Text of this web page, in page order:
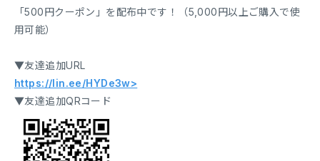
「500円クーポン」を配布中です！（5,000円以上ご購入で使
用可能）
▼友達追加URL
https://lin.ee/HYDe3w>
▼友達追加QRコード